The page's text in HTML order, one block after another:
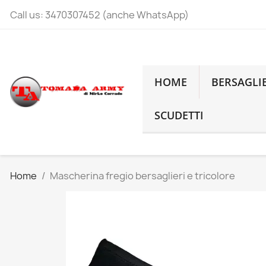
Call us: 3470307452 (anche WhatsApp)
HOME
SCUDETTI
Home Mascherina fregio bersaglieri e tricolore